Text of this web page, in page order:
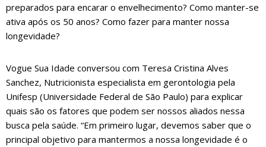
preparados para encarar o envelhecimento? Como manter-se
ativa após os 50 anos? Como fazer para manter nossa
longevidade?
Vogue Sua Idade conversou com Teresa Cristina Alves
Sanchez, Nutricionista especialista em gerontologia pela
Unifesp (Universidade Federal de São Paulo) para explicar
quais são os fatores que podem ser nossos aliados nessa
busca pela saúde. “Em primeiro lugar, devemos saber que o
principal objetivo para mantermos a nossa longevidade é o